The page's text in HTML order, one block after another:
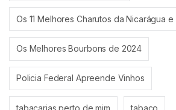
Os 11 Melhores Charutos da Nicarágua
Os Melhores Bourbons de 2024
Policia Federal Apreende Vinhos
tabacarias perto de mim tabaco